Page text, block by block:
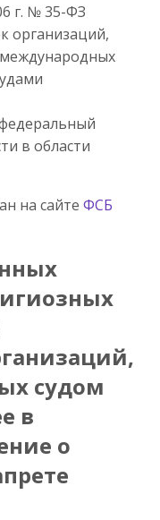
г. № 35-ФЗ
организаций,
в области
на сайте ФСБ
судом
в
о